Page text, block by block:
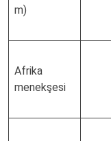
m)
Afrika
menekşesi